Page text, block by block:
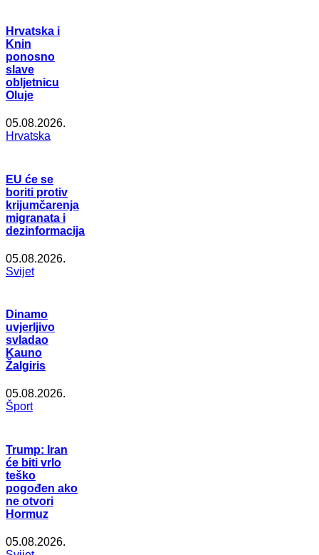
Hrvatska i
Knin
ponosno
slave
obljetnicu
Oluje
05.08.2026.
Hrvatska
EU će se
boriti protiv
krijumčarenja
migranata i
dezinformacija
05.08.2026.
Svijet
Dinamo
uvjerljivo
svladao
Kauno
Žalgiris
05.08.2026.
Šport
Trump: Iran
će biti vrlo
teško
pogođen ako
ne otvori
Hormuz
05.08.2026.